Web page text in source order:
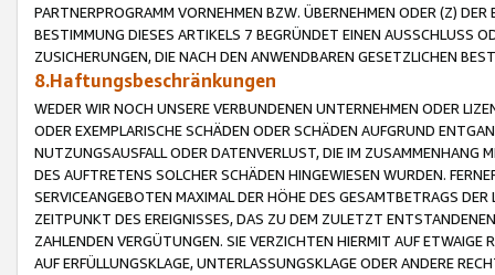
PARTNERPROGRAMM VORNEHMEN BZW. ÜBERNEHMEN ODER (Z)
BESTIMMUNG DIESES ARTIKELS 7 BEGRÜNDET EINEN AUSSCHLUSS
ZUSICHERUNGEN, DIE NACH DEN ANWENDBAREN GESETZLICHEN
8.Haftungsbeschränkungen
WEDER WIR NOCH UNSERE VERBUNDENEN UNTERNEHMEN ODER
ODER EXEMPLARISCHE SCHÄDEN ODER SCHÄDEN AUFGRUND
NUTZUNGSAUSFALL ODER DATENVERLUST, DIE IM ZUSAMMENHANG
DES AUFTRETENS SOLCHER SCHÄDEN HINGEWIESEN WURDEN.
SERVICEANGEBOTEN MAXIMAL DER HÖHE DES GESAMTBETRAGS
ZEITPUNKT DES EREIGNISSES, DAS ZU DEM ZULETZT
ZAHLENDEN VERGÜTUNGEN. SIE VERZICHTEN HIERMIT AUF
AUF ERFÜLLUNGSKLAGE, UNTERLASSUNGSKLAGE ODER ANDERE